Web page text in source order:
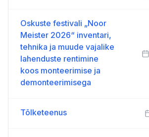
Oskuste festivali „Noor
Meister 2026“ inventari,
tehnika ja muude vajalike
lahenduste rentimine
koos monteerimise ja
demonteerimisega
Tõlketeenus